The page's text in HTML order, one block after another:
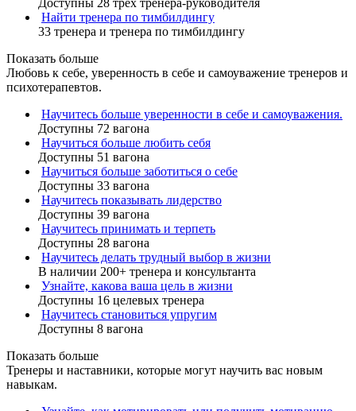
Доступны 28 трёх тренера-руководителя
Найти тренера по тимбилдингу
33 тренера и тренера по тимбилдингу
Показать больше
Любовь к себе, уверенность в себе и самоуважение тренеров и
психотерапевтов.
Научитесь больше уверенности в себе и самоуважения.
Доступны 72 вагона
Научиться больше любить себя
Доступны 51 вагона
Научиться больше заботиться о себе
Доступны 33 вагона
Научитесь показывать лидерство
Доступны 39 вагона
Научитесь принимать и терпеть
Доступны 28 вагона
Научитесь делать трудный выбор в жизни
В наличии 200+ тренера и консультанта
Узнайте, какова ваша цель в жизни
Доступны 16 целевых тренера
Научитесь становиться упругим
Доступны 8 вагона
Показать больше
Тренеры и наставники, которые могут научить вас новым
навыкам.